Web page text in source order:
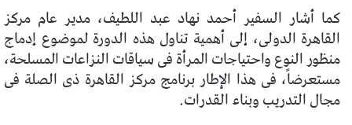
كما أشار السفير أحمد نهاد عبد اللطيف، مدير عام مركز
القاهرة الدولى، إلى أهمية تناول هذه الدورة لموضوع إدماج
منظور النوع واحتياجات المرأة فى سياقات النزاعات المسلحة،
مستعرضاً، فى هذا الإطار برنامج مركز القاهرة ذى الصلة فى
مجال التدريب وبناء القدرات.